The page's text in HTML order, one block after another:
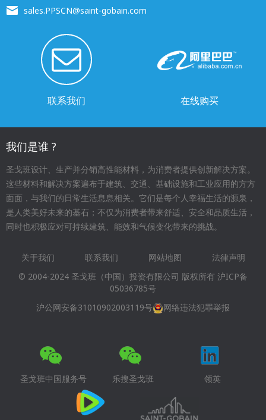
sales.PPSCN@saint-gobain.com
联系我们 在线购买
我们是谁 ?
圣戈班设计、生产并分销高性能材料，为消费者提供创新解决方案。
这些材料和解决方案遍布于建筑、交通、基础设施和工业应用的方方
面面，与我们的日常生活息息相关。它们是每个人幸福生活的源泉，
是人类美好未来的基石；不仅为消费者带来舒适、安全和品质生活，
同时也积极应对可持续建筑、能效和气候变化带来的挑战。
Footer
menu
关于我们 联系我们 网站地图
法律声明
© 2004-2024 圣戈班（中国）投资有限公司 版权所有 沪ICP备
05036785号
沪公网安备31010902003119号
网络违法犯罪举报
圣戈班中国服务号 乐搜圣戈班 领英